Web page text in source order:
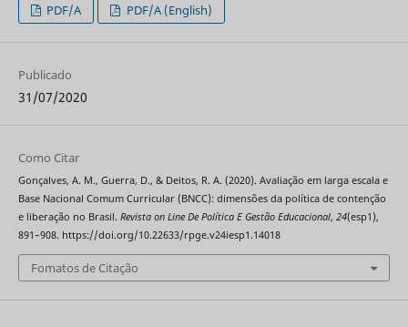
PDF/A PDF/A (English)
Publicado
31/07/2020
Como Citar
Gonçalves, A. M., Guerra, D., & Deitos, R. A. (2020). Avaliação em larga escala e
Base Nacional Comum Curricular (BNCC): dimensões da política de contenção
e liberação no Brasil. Revista on Line De Política E Gestão Educacional, 24(esp1),
891–908. https://doi.org/10.22633/rpge.v24iesp1.14018
Fomatos de Citação